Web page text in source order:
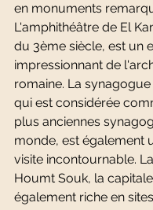
en monuments
L'amphithéâtre de El
du 3ème siècle, est un
impressionnant de
romaine. La synagogue
qui est considérée
plus anciennes
monde, est également
visite incontournable.
Houmt Souk, la
également riche en